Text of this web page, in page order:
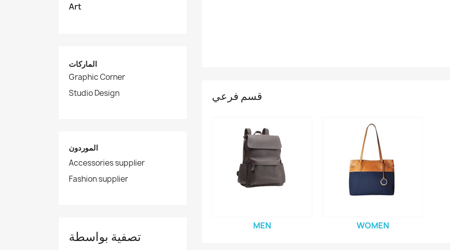
Art
الماركات
Graphic Corner
Studio Design
الموردون
Accessories supplier
Fashion supplier
تصفية بواسطة
قسم فرعي
MEN WOMEN